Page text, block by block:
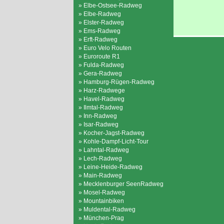
» Elbe-Ostsee-Radweg
» Elbe-Radweg
» Elster-Radweg
» Ems-Radweg
» Erft-Radweg
» Euro Velo Routen
» Euroroute R1
» Fulda-Radweg
» Gera-Radweg
» Hamburg-Rügen-Radweg
» Harz-Radwege
» Havel-Radweg
» Ilmtal-Radweg
» Inn-Radweg
» Isar-Radweg
» Kocher-Jagst-Radweg
» Kohle-Dampf-Licht-Tour
» Lahntal-Radweg
» Lech-Radweg
» Leine-Heide-Radweg
» Main-Radweg
» Mecklenburger SeenRadweg
» Mosel-Radweg
» Mountainbiken
» Muldental-Radweg
» München-Prag